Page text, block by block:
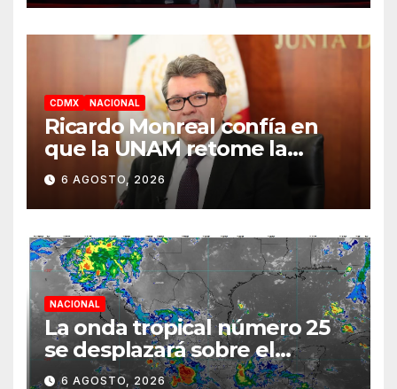
CDMX NACIONAL
Ricardo Monreal confía en
que la UNAM retome la
normalidad e inicie el
semestre mediante el
diálogo
6 AGOSTO, 2026
NACIONAL
La onda tropical número 25
se desplazará sobre el
sureste mexicano
6 AGOSTO, 2026